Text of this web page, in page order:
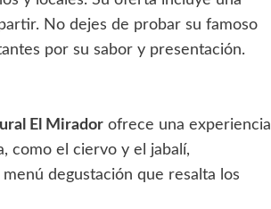
No dejes de probar su famoso
por su sabor y presentación.
El Mirador ofrece una experiencia
como el ciervo y el jabalí,
degustación que resalta los